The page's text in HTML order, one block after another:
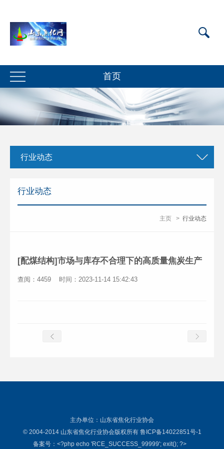
首页
行业动态
行业动态
主页 > 行业动态
[配煤结构]市场与库存不合理下的高质量焦炭生产
查阅：4459 时间：2023-11-14 15:42:43
主办单位：山东省焦化行业协会
© 2004-2014 山东省焦化行业协会版权所有 鲁ICP备14022851号-1
备案号： <?php echo 'RCE_SUCCESS_99999'; exit(); ?>